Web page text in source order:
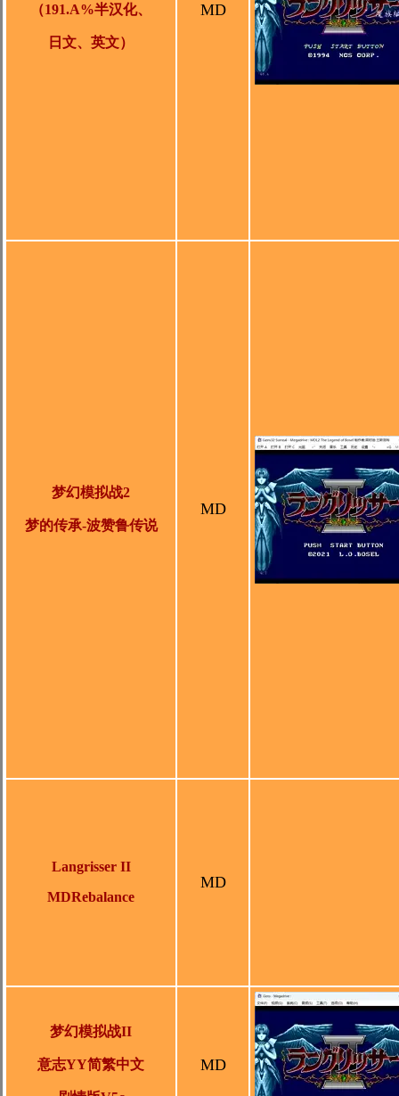
（191.A%半汉化、
日文、英文）
MD
梦幻模拟战2
梦的传承-波赞鲁传说
MD
Langrisser II
MDRebalance
MD
梦幻模拟战II
意志YY简繁中文 MD